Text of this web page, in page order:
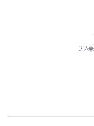
22